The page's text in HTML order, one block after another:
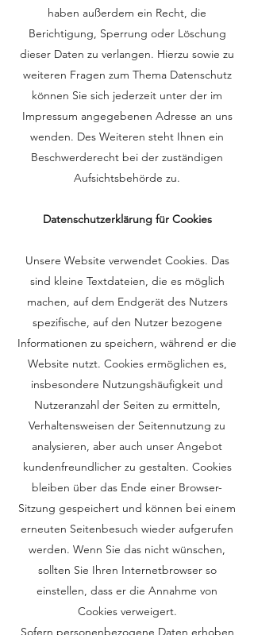
haben außerdem ein Recht, die
Berichtigung, Sperrung oder Löschung
dieser Daten zu verlangen. Hierzu sowie zu
weiteren Fragen zum Thema Datenschutz
können Sie sich jederzeit unter der im
Impressum angegebenen Adresse an uns
wenden. Des Weiteren steht Ihnen ein
Beschwerderecht bei der zuständigen
Aufsichtsbehörde zu.
Datenschutzerklärung für Cookies
Unsere Website verwendet Cookies. Das
sind kleine Textdateien, die es möglich
machen, auf dem Endgerät des Nutzers
spezifische, auf den Nutzer bezogene
Informationen zu speichern, während er die
Website nutzt. Cookies ermöglichen es,
insbesondere Nutzungshäufigkeit und
Nutzeranzahl der Seiten zu ermitteln,
Verhaltensweisen der Seitennutzung zu
analysieren, aber auch unser Angebot
kundenfreundlicher zu gestalten. Cookies
bleiben über das Ende einer Browser-
Sitzung gespeichert und können bei einem
erneuten Seitenbesuch wieder aufgerufen
werden. Wenn Sie das nicht wünschen,
sollten Sie Ihren Internetbrowser so
einstellen, dass er die Annahme von
Cookies verweigert.
Sofern personenbezogene Daten erhoben